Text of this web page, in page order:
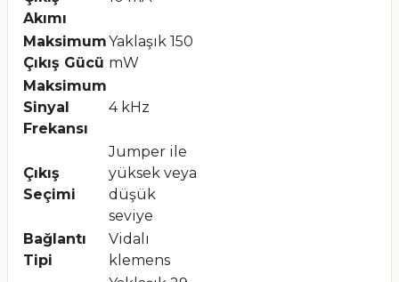
Akımı
Maksimum
Çıkış Gücü
Yaklaşık 150
mW
Maksimum
Sinyal
Frekansı
4 kHz
Çıkış
Seçimi
Jumper ile
yüksek veya
düşük
seviye
Bağlantı
Tipi
Vidalı
klemens